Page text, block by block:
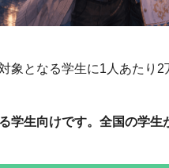
象となる学生に1人あたり2
学生向けです。全国の学生